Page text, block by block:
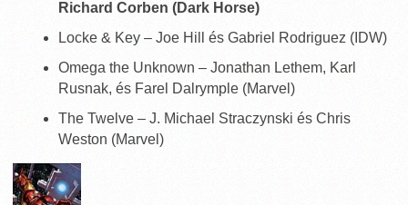
Richard Corben (Dark Horse)
Locke & Key – Joe Hill és Gabriel Rodriguez (IDW)
Omega the Unknown – Jonathan Lethem, Karl
Rusnak, és Farel Dalrymple (Marvel)
The Twelve – J. Michael Straczynski és Chris
Weston (Marvel)